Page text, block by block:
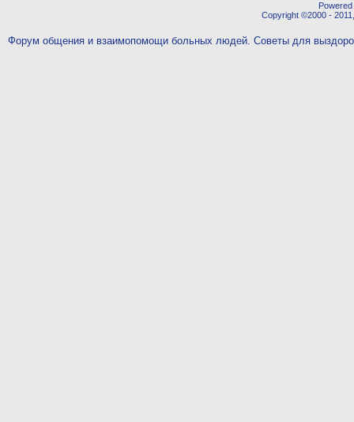
Copyright ©2000 -
Форум общения и взаимопомощи больных людей. Советы для